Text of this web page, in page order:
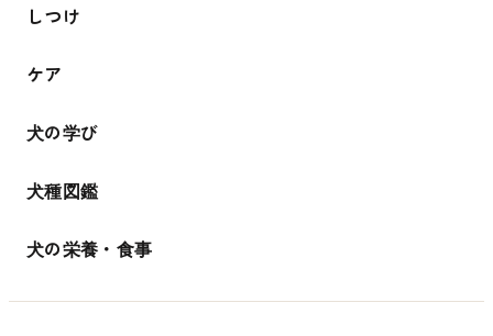
しつけ
ケア
犬の学び
犬種図鑑
犬の栄養・食事